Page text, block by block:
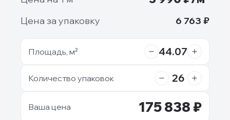
Цена за упаковку 6 763 ₽
Площадь, м² 44.07
Количество упаковок 26
Ваша цена 175 838 ₽